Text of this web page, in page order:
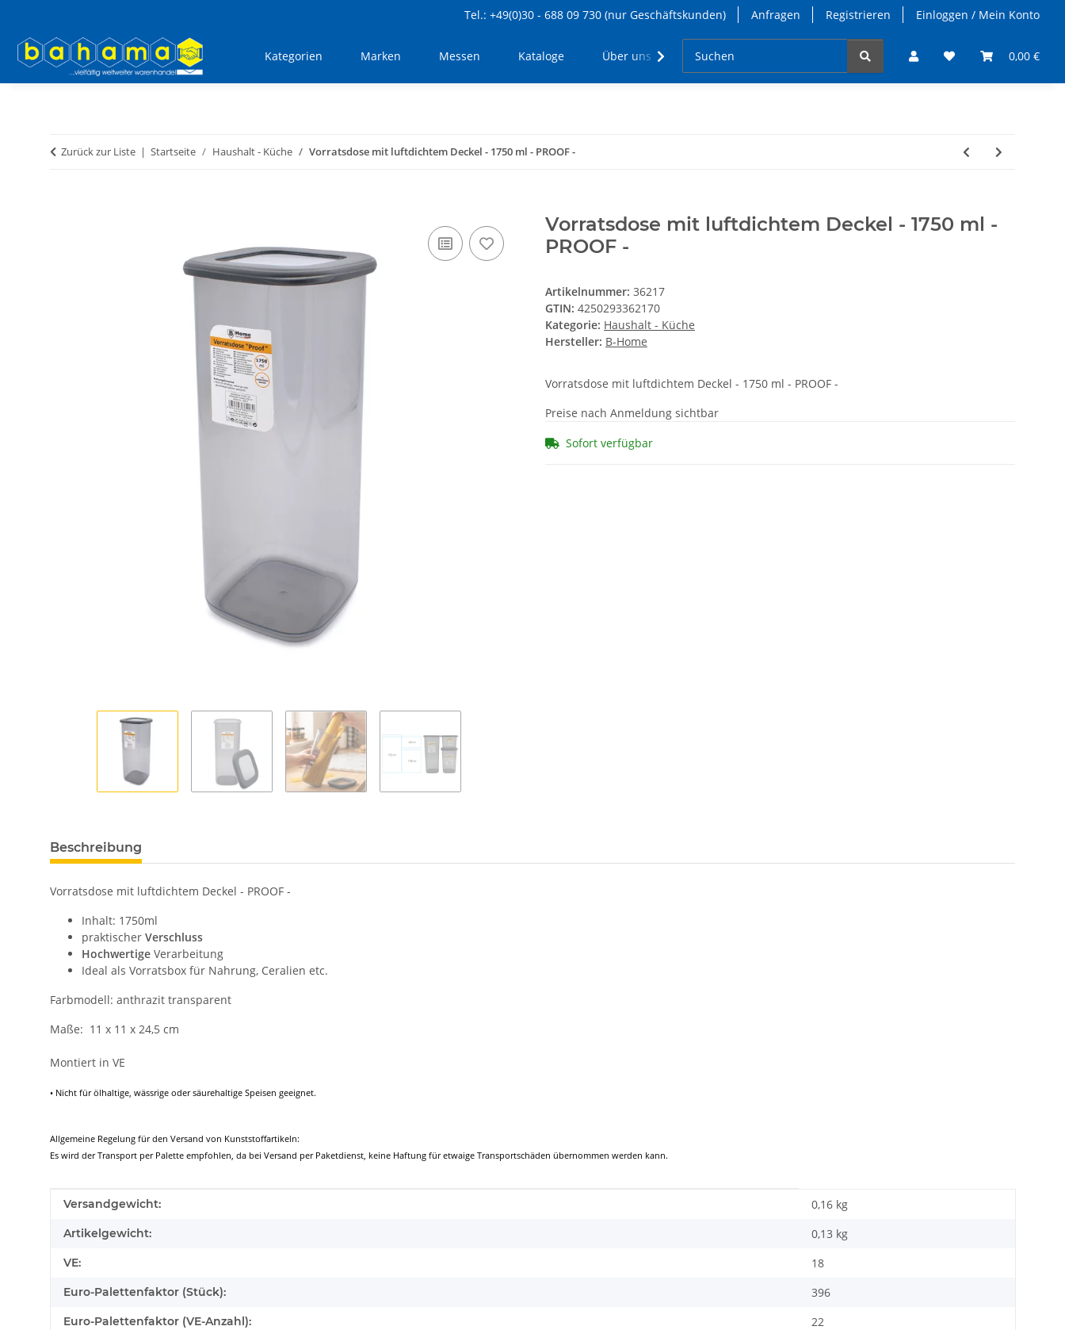
Tel.: +49(0)30 - 688 09 730 (nur Geschäftskunden) Anfragen Registrieren Einloggen / Mein Konto
0,00 €
Kategorien Marken Messen Kataloge Über uns Kontakt
Zurück zur Liste Startseite Haushalt - Küche Vorratsdose mit luftdichtem Deckel - 1750 ml - PROOF -
Vorratsdose mit luftdichtem Deckel - 1750 ml -
PROOF -
Artikelnummer: 36217
GTIN: 4250293362170
Kategorie: Haushalt - Küche
Hersteller: B-Home
Vorratsdose mit luftdichtem Deckel - 1750 ml - PROOF -
Preise nach Anmeldung sichtbar
Sofort verfügbar
Beschreibung
Vorratsdose mit luftdichtem Deckel - PROOF -
Inhalt: 1750ml
praktischer Verschluss
Hochwertige Verarbeitung
Ideal als Vorratsbox für Nahrung, Ceralien etc.
Farbmodell: anthrazit transparent
Maße: 11 x 11 x 24,5 cm
Montiert in VE
• Nicht für ölhaltige, wässrige oder säurehaltige Speisen geeignet.
Allgemeine Regelung für den Versand von Kunststoffartikeln:
Es wird der Transport per Palette empfohlen, da bei Versand per Paketdienst, keine Haftung für etwaige Transportschäden übernommen werden kann.
Produkteigenschaft
Wert
Versandgewicht: 0,16 kg
Artikelgewicht: 0,13 kg
VE: 18
Euro-Palettenfaktor (Stück): 396
Euro-Palettenfaktor (VE-Anzahl): 22